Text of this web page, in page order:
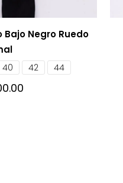
Bajo Negro Ruedo
40 42 44